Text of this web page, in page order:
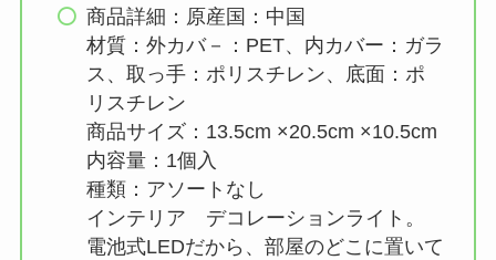
商品詳細：原産国：中国
材質：外カバ－：PET、内カバー：ガラ
ス、取っ手：ポリスチレン、底面：ポ
リスチレン
商品サイズ：13.5cm ×20.5cm ×10.5cm
内容量：1個入
種類：アソートなし
インテリア デコレーションライト。
電池式LEDだから、部屋のどこに置いて